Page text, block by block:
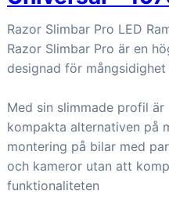
Razor Slimbar Pro LED
Razor Slimbar Pro är en
designad för
Med sin slimmade profil är
kompakta alternativen på
montering på bilar med
och kameror utan att
funktionaliteten